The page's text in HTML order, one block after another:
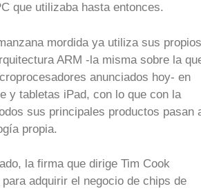
que utilizaba hasta entonces.
mordida ya utiliza sus propios
ARM -la misma sobre la
anunciados hoy- en
y tabletas iPad, con lo que con la
sus principales productos pasan
propia.
la firma que dirige Tim Cook
adquirir el negocio de chips de